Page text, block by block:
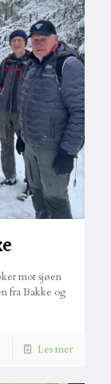
mot sjøen
fra Bakke og
Les mer